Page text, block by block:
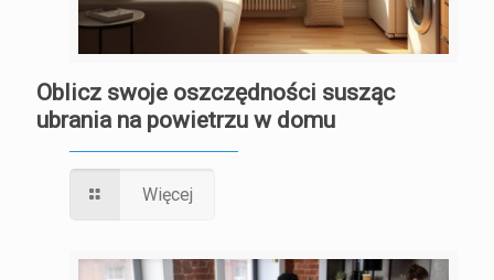
Oblicz swoje oszczędności susząc
ubrania na powietrzu w domu
Więcej